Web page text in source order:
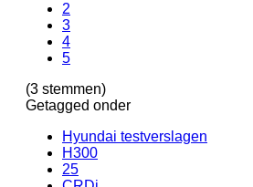
2
3
4
5
(3 stemmen)
Getagged onder
Hyundai testverslagen
H300
25